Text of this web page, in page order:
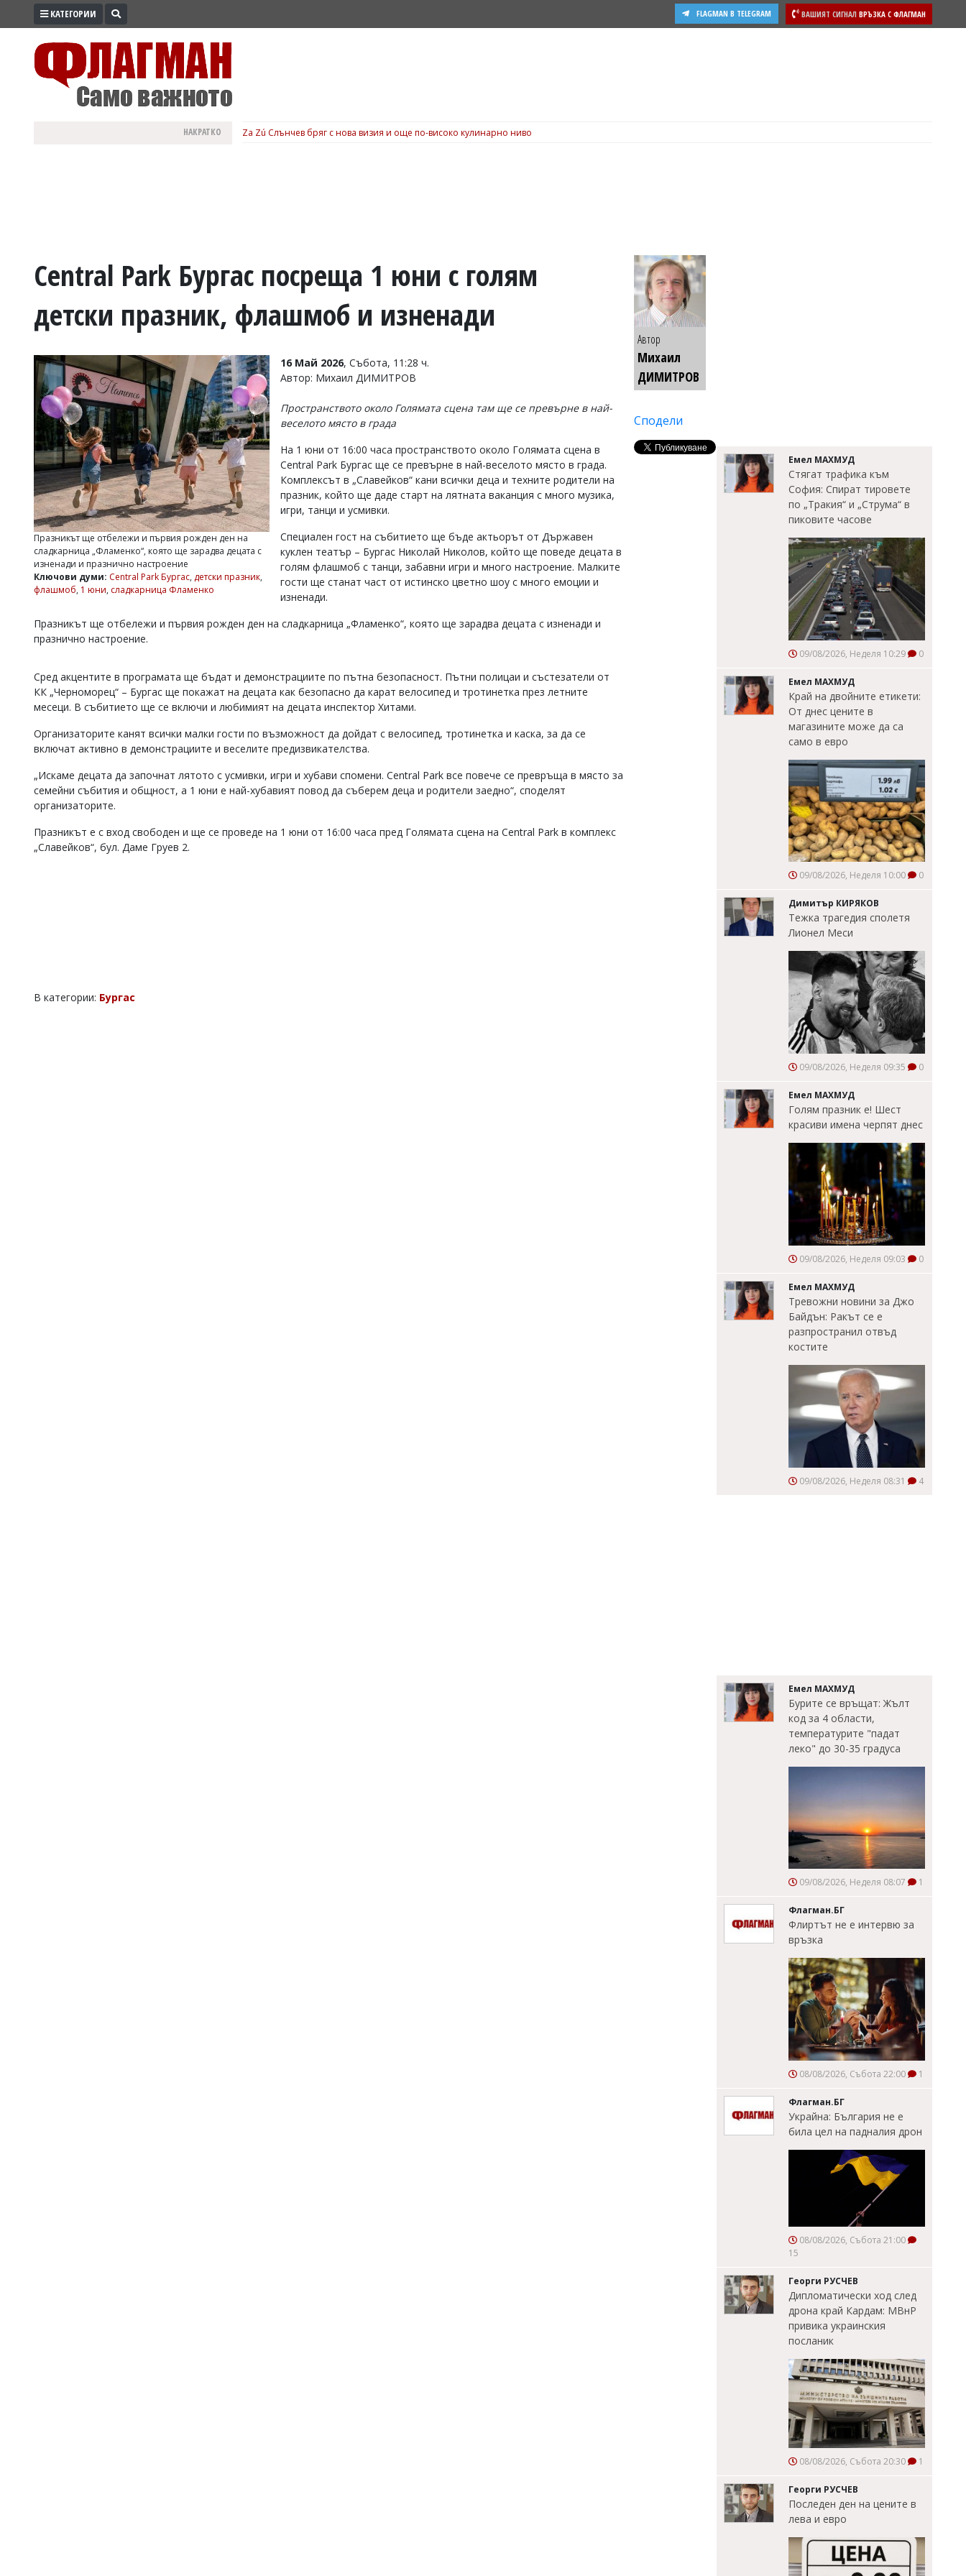
ПРОМО
ВОЙНАТА
УКРАЙНА
РАЗСЛЕДВАНЕ
Управители:
Веселин
v.vasilev@flagman.bg
Касабова,
k.kassabova@flagman.bg
Главен
редактор:
office@flagman.bg
статиите
въвеждат
читателите
отговорност
откриете
КАТЕГОРИИ ВАШИЯТ СИГНАЛ ВРЪЗКА С ФЛАГМАН
FLAGMAN В TELEGRAM
НАКРАТКО Za Zú Слънчев бряг с нова визия и още по-високо кулинарно ниво
Central Park Бургас посреща 1 юни с голям
детски празник, флашмоб и изненади
Празникът ще отбележи и първия рожден ден на
сладкарница „Фламенко“, която ще зарадва децата с
изненади и празнично настроение
Ключови думи: Central Park Бургас, детски празник,
флашмоб, 1 юни, сладкарница Фламенко
16 Май 2026, Събота, 11:28 ч.
Автор: Михаил ДИМИТРОВ
Пространството около Голямата сцена там ще се превърне в най-
веселото място в града
На 1 юни от 16:00 часа пространството около Голямата сцена в
Central Park Бургас ще се превърне в най-веселото място в града.
Комплексът в „Славейков“ кани всички деца и техните родители на
празник, който ще даде старт на лятната ваканция с много музика,
игри, танци и усмивки.
Специален гост на събитието ще бъде актьорът от Държавен
куклен театър – Бургас Николай Николов, който ще поведе децата в
голям флашмоб с танци, забавни игри и много настроение. Малките
гости ще станат част от истинско цветно шоу с много емоции и
изненади.
Празникът ще отбележи и първия рожден ден на сладкарница „Фламенко“, която ще зарадва децата с изненади и
празнично настроение.
Сред акцентите в програмата ще бъдат и демонстрациите по пътна безопасност. Пътни полицаи и състезатели от
КК „Черноморец“ – Бургас ще покажат на децата как безопасно да карат велосипед и тротинетка през летните
месеци. В събитието ще се включи и любимият на децата инспектор Хитами.
Организаторите канят всички малки гости по възможност да дойдат с велосипед, тротинетка и каска, за да се
включат активно в демонстрациите и веселите предизвикателства.
„Искаме децата да започнат лятото с усмивки, игри и хубави спомени. Central Park все повече се превръща в място за
семейни събития и общност, а 1 юни е най-хубавият повод да съберем деца и родители заедно“, споделят
организаторите.
Празникът е с вход свободен и ще се проведе на 1 юни от 16:00 часа пред Голямата сцена на Central Park в комплекс
„Славейков“, бул. Даме Груев 2.
В категории: Бургас
Автор
Михаил
ДИМИТРОВ
Сподели
Емел МАХМУД
Стягат трафика към
София: Спират тировете
по „Тракия“ и „Струма“ в
пиковите часове
09/08/2026, Неделя 10:29 0
Емел МАХМУД
Край на двойните етикети:
От днес цените в
магазините може да са
само в евро
09/08/2026, Неделя 10:00 0
Димитър КИРЯКОВ
Тежка трагедия сполетя
Лионел Меси
09/08/2026, Неделя 09:35 0
Емел МАХМУД
Голям празник е! Шест
красиви имена черпят днес
09/08/2026, Неделя 09:03 0
Емел МАХМУД
Тревожни новини за Джо
Байдън: Ракът се е
разпространил отвъд
костите
09/08/2026, Неделя 08:31 4
Емел МАХМУД
Бурите се връщат: Жълт
код за 4 области,
температурите "падат
леко" до 30-35 градуса
09/08/2026, Неделя 08:07 1
Флагман.БГ
Флиртът не е интервю за
връзка
08/08/2026, Събота 22:00 1
Флагман.БГ
Украйна: България не е
била цел на падналия дрон
08/08/2026, Събота 21:00
15
Георги РУСЧЕВ
Дипломатически ход след
дрона край Кардам: МВнР
привика украинския
посланик
08/08/2026, Събота 20:30 1
Георги РУСЧЕВ
Последен ден на цените в
лева и евро